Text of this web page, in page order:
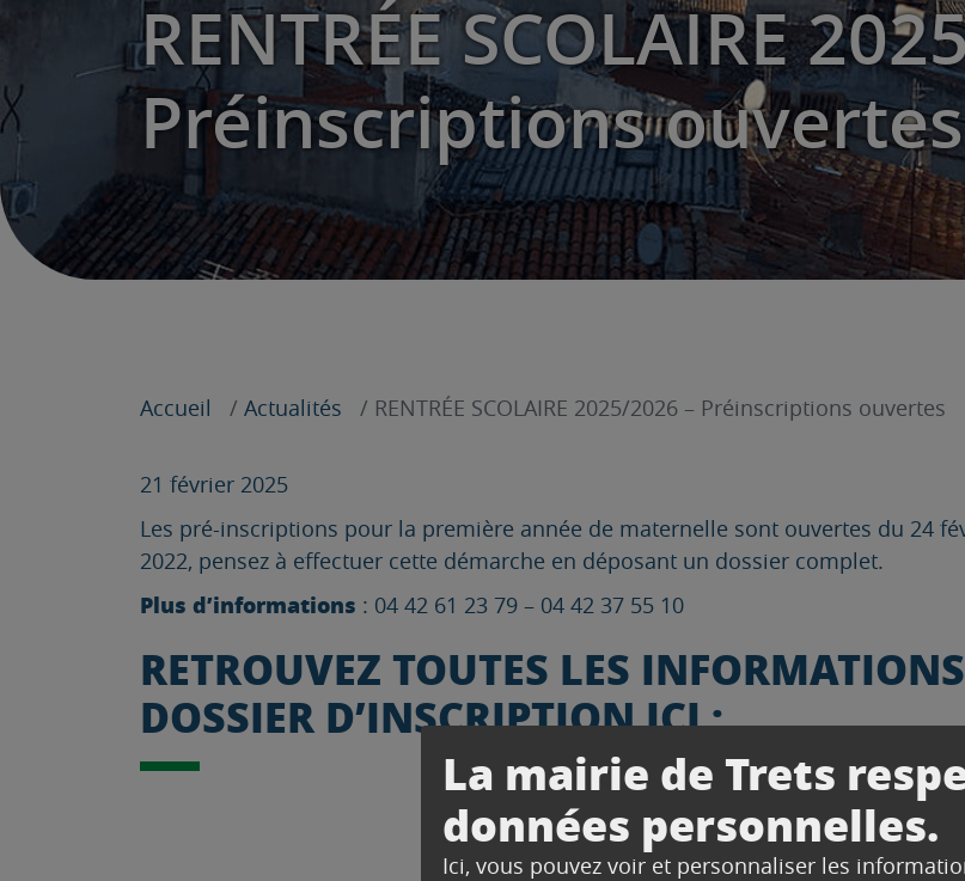
La mairie de Trets
données personnelles.
Ici, vous pouvez voir et personnaliser les
RENTRÉE SCOLAIRE
Préinscriptions ouvertes
Accueil Actualités RENTRÉE SCOLAIRE 2025/2026 – Préinscriptions ouvertes
21 février 2025
Les pré-inscriptions pour la première année de maternelle sont ouvertes du 24
2022, pensez à effectuer cette démarche en déposant un dossier complet.
Plus d’informations : 04 42 61 23 79 – 04 42 37 55 10
RETROUVEZ TOUTES LES
DOSSIER D’INSCRIPTION ICI :
VIE SCOLAIRE